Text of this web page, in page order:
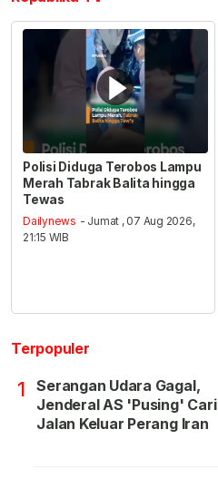
Polisi Diduga Terobos Lampu
Merah Tabrak Balita hingga
Tewas
Dailynews - Jumat , 07 Aug 2026,
21:15 WIB
Terpopuler
1
Serangan Udara Gagal,
Jenderal AS 'Pusing' Cari
Jalan Keluar Perang Iran